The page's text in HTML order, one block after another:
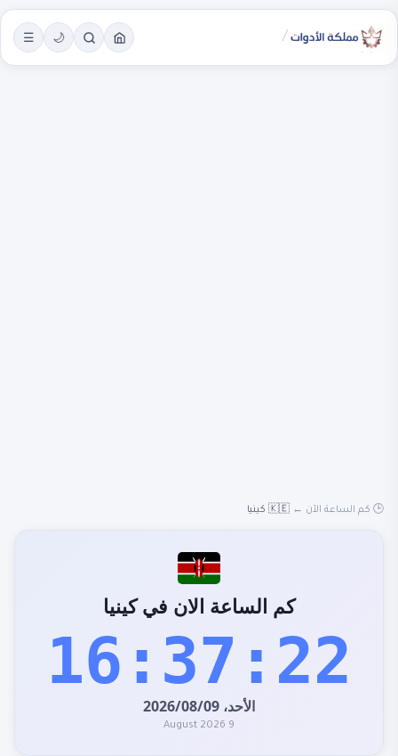
/
🌙
☰
🕒 كم الساعة الآن ← 🇰🇪 كينيا
كم الساعة الان في كينيا
16:37:23
الأحد، 09/‏08/‏2026
9 August 2026